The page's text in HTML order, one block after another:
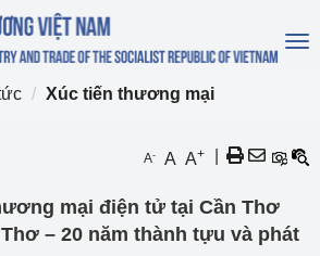
Xúc tiến thương mại
A- A A+
mại điện tử tại Cần Thơ
– 20 năm thành tựu và phát